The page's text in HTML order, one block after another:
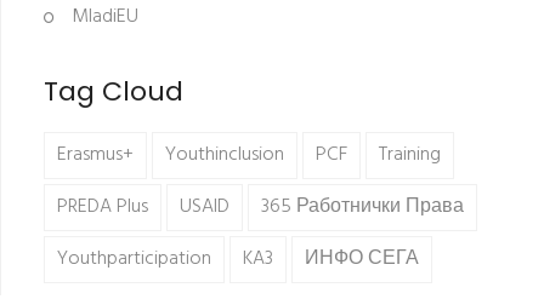
MladiEU
Tag Cloud
Erasmus+ Youthinclusion PCF
Training
PREDA Plus
USAID
365 Работнички Права
Youthparticipation
KA3 ИНФО СЕГА